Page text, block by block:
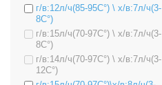
г/в:12л/ч(85-95C°) \ х/в:7л/ч(3-
8C°)
г/в:15л/ч(70-97C°) \ х/в:7л/ч(3-
8C°)
г/в:14л/ч(70-97C°) \ х/в:7л/ч(3-
12C°)